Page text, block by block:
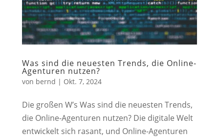
Was sind die neuesten Trends, die Online-
Agenturen nutzen?
von bernd | Okt. 7, 2024
Die großen W’s Was sind die neuesten Trends,
die Online-Agenturen nutzen? Die digitale Welt
entwickelt sich rasant, und Online-Agenturen